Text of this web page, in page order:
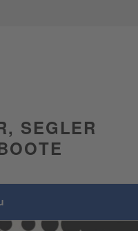
SEGLER